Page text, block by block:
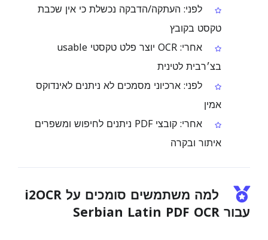
לפני: העתקה/הדבקה נכשלת כי אין שכבת
טקסט בקובץ
אחרי: OCR יוצר פלט טקסטי usable
בצ׳רבית לטינית
לפני: ארכיוני מסמכים לא ניתנים לאינדוקס
אמין
אחרי: קובצי PDF ניתנים לחיפוש ומשפרים
איתור ובקרה
למה משתמשים סומכים על i2OCR
עבור Serbian Latin PDF OCR